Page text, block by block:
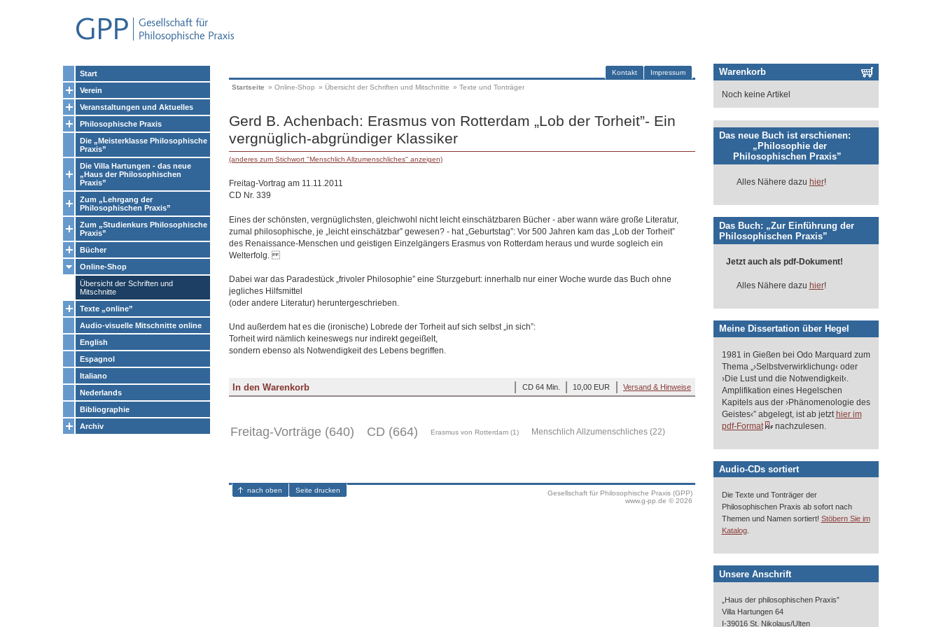
Start
Verein
Veranstaltungen und Aktuelles
Philosophische Praxis
Die „Meisterklasse Philosophische
Praxis”
Die Villa Hartungen - das neue
„Haus der Philosophischen
Praxis”
Zum „Lehrgang der
Philosophischen Praxis”
Zum „Studienkurs Philosophische
Praxis”
Bücher
Online-Shop
Übersicht der Schriften und
Mitschnitte
Texte „online”
Audio-visuelle Mitschnitte online
English
Espagnol
Italiano
Nederlands
Bibliographie
Archiv
Impressum
Kontakt
Startseite » Online-Shop » Übersicht der Schriften und Mitschnitte » Texte und Tonträger
Gerd B. Achenbach: Erasmus von Rotterdam „Lob der Torheit”- Ein
vergnüglich-abgründiger Klassiker
(anderes zum Stichwort "Menschlich Allzumenschliches" anzeigen)
Freitag-Vortrag am 11.11.2011
CD Nr. 339
Eines der schönsten, vergnüglichsten, gleichwohl nicht leicht einschätzbaren Bücher - aber wann wäre große Literatur,
zumal philosophische, je „leicht einschätzbar” gewesen? - hat „Geburtstag”: Vor 500 Jahren kam das „Lob der Torheit”
des Renaissance-Menschen und geistigen Einzelgängers Erasmus von Rotterdam heraus und wurde sogleich ein
Welterfolg.
Dabei war das Paradestück „frivoler Philosophie” eine Sturzgeburt: innerhalb nur einer Woche wurde das Buch ohne
jegliches Hilfsmittel
(oder andere Literatur) heruntergeschrieben.
Und außerdem hat es die (ironische) Lobrede der Torheit auf sich selbst „in sich”:
Torheit wird nämlich keineswegs nur indirekt gegeißelt,
sondern ebenso als Notwendigkeit des Lebens begriffen.
Versand & Hinweise
10,00 EUR
CD 64 Min.
Freitag-Vorträge (640) CD (664) Erasmus von Rotterdam (1) Menschlich Allzumenschliches (22)
Gesellschaft für Philosophische Praxis (GPP)
www.g-pp.de © 2026
nach oben Seite drucken
Warenkorb
Noch keine Artikel
Das neue Buch ist erschienen:
„Philosophie der
Philosophischen Praxis”
Alles Nähere dazu hier!
Das Buch: „Zur Einführung der
Philosophischen Praxis”
Jetzt auch als pdf-Dokument!
Alles Nähere dazu hier!
Meine Dissertation über Hegel
1981 in Gießen bei Odo Marquard zum
Thema „›Selbstverwirklichung‹ oder
›Die Lust und die Notwendigkeit‹.
Amplifikation eines Hegelschen
Kapitels aus der ›Phänomenologie des
Geistes‹” abgelegt, ist ab jetzt hier im
pdf-Format
nachzulesen.
Audio-CDs sortiert
Die Texte und Tonträger der
Philosophischen Praxis ab sofort nach
Themen und Namen sortiert! Stöbern Sie im
Katalog.
Unsere Anschrift
„Haus der philosophischen Praxis”
Villa Hartungen 64
I-39016 St. Nikolaus/Ulten